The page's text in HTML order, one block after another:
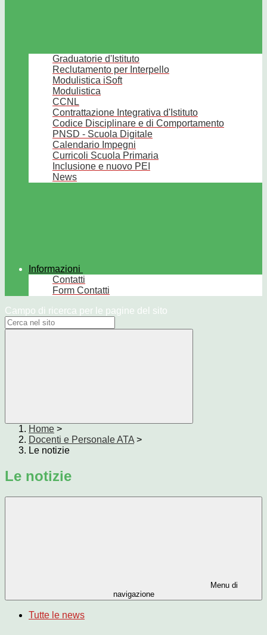
Graduatorie d'Istituto
Reclutamento per Interpello
Modulistica iSoft
Modulistica
CCNL
Contrattazione Integrativa d'Istituto
Codice Disciplinare e di Comportamento
PNSD - Scuola Digitale
Calendario Impegni
Curricoli Scuola Primaria
Inclusione e nuovo PEI
News
Informazioni
Contatti
Form Contatti
Campo di ricerca per le pagine del sito
Home >
Docenti e Personale ATA >
Le notizie
Le notizie
Menu di
navigazione
Tutte le news